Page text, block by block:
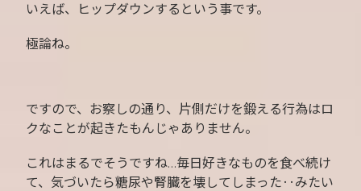
いえば、ヒップダウンするという事です。
極論ね。
ですので、お察しの通り、片側だけを鍛える行為はロ
クなことが起きたもんじゃありません。
これはまるでそうですね…毎日好きなものを食べ続け
て、気づいたら糖尿や腎臓を壊してしまった‥みたい